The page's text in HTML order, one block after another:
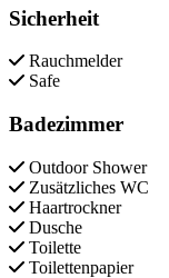
Sicherheit
Rauchmelder
Safe
Badezimmer
Outdoor Shower
Zusätzliches WC
Haartrockner
Dusche
Toilette
Toilettenpapier